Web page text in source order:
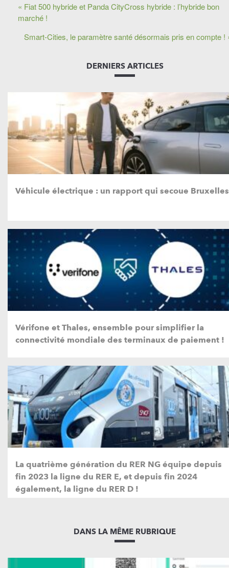
« Fiat 500 hybride et Panda CityCross hybride : l’hybride bon
marché !
Smart-Cities, le paramètre santé désormais pris en compte !
DERNIERS ARTICLES
Véhicule électrique : un rapport qui secoue
Vérifone et Thales, ensemble pour simplifier la
connectivité mondiale des terminaux de paiement !
La quatrième génération du RER NG équipe depuis
fin 2023 la ligne du RER E, et depuis fin 2024
également, la ligne du RER D !
DANS LA MÊME RUBRIQUE